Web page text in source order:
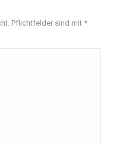
Pflichtfelder sind mit *